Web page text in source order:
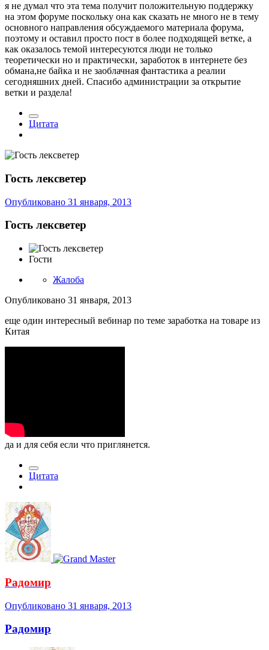
я не думал что эта тема получит положительную поддержку
на этом форуме поскольку она как сказать не много не в тему
основного направления обсуждаемого материала форума,
поэтому и оставил просто пост в более подходящей ветке, а
как оказалось темой интересуются люди не только
теоретически но и практически, заработок в интернете без
обмана,не байка и не заоблачная фантастика а реалии
сегодняшних дней. Спасибо администрации за открытие
ветки и раздела!
Цитата
Гость лексветер
Опубликовано 31 января, 2013
Гость лексветер
Гости
Жалоба
Опубликовано 31 января, 2013
еще один интересный вебинар по теме заработка на товаре из
Китая
да и для себя если что приглянется.
Цитата
Радомир
Опубликовано 31 января, 2013
Радомир